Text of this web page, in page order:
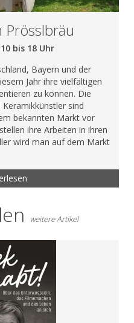
bis 18 Uhr
Bayern und der
Jahr ihre vielfältigen
zu können. Die
sind
bekannten Markt vor
ihre Arbeiten in ihren
wird man auf dem Markt
weitere Artikel